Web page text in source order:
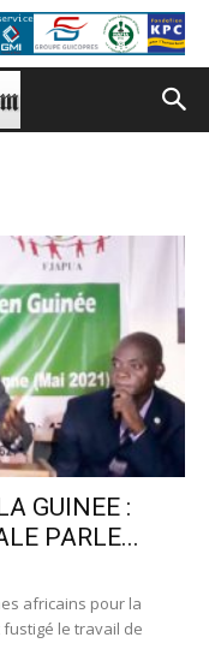
GUINEE :
PARLE...
africains pour la
fustigé le travail de